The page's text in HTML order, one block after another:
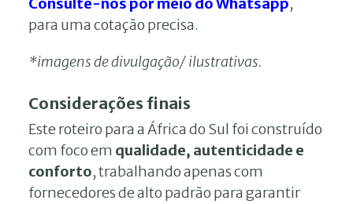
para uma cotação precisa.
*imagens de divulgação/ ilustrativas.
Considerações finais
Este roteiro para a África do Sul foi construído
com foco em qualidade, autenticidade e
conforto, trabalhando apenas com
fornecedores de alto padrão para garantir